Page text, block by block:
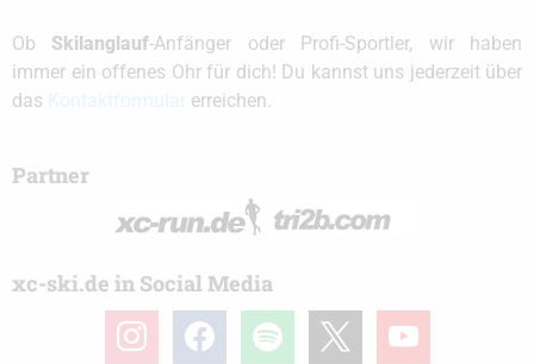
Ob Skilanglauf-Anfänger oder Profi-Sportler, wir haben
immer ein offenes Ohr für dich! Du kannst uns jederzeit über
das
erreichen.
Partner
xc-ski.de in Social Media
instagramfacebook spotify youtube